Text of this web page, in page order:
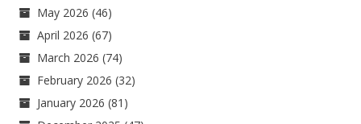
May 2026 (46)
April 2026 (67)
March 2026 (74)
February 2026 (32)
January 2026 (81)